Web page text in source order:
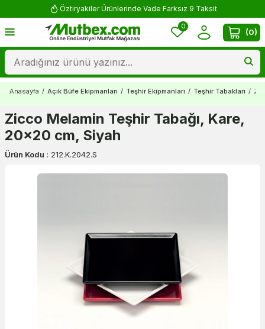
Öztiryakiler Ürünlerinde Vade Farksız 9 Taksit
0
(0)
Anasayfa / Açık Büfe Ekipmanları / Teşhir Ekipmanları / Teşhir Tabakları /
Zicco Melamin Teşhir Tabağı, Kare,
20x20 cm, Siyah
Ürün Kodu : 212.K.2042.S